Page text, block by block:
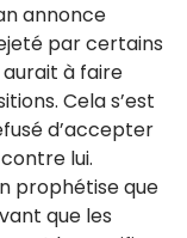
annonce
par certains
à faire
Cela s’est
d’accepter
lui.
prophétise que
que les